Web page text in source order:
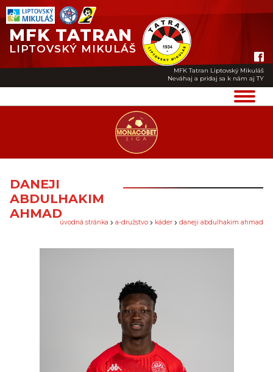
MFK TATRAN
LIPTOVSKÝ MIKULÁŠ
MFK Tatran Liptovský Mikuláš
Neváhaj a pridaj sa k nám aj TY
DANEJI
ABDULHAKIM
AHMAD
úvodná stránka a-družstvo káder daneji abdulhakim ahmad